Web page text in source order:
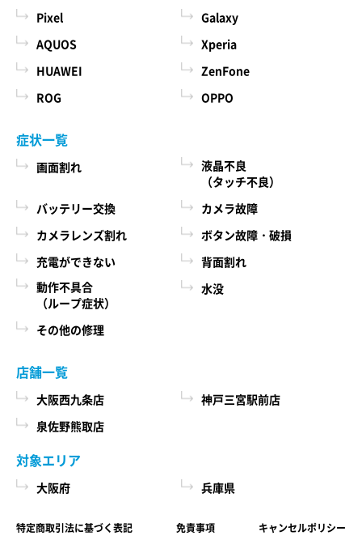
Pixel
Galaxy
AQUOS
Xperia
HUAWEI
ZenFone
ROG
OPPO
症状一覧
画面割れ
液晶不良
（タッチ不良）
バッテリー交換
カメラ故障
カメラレンズ割れ
ボタン故障・破損
充電ができない
背面割れ
動作不具合
（ループ症状）
水没
その他の修理
店舗一覧
大阪西九条店
神戸三宮駅前店
泉佐野熊取店
対象エリア
大阪府 兵庫県
特定商取引法に基づく表記 免責事項 キャンセルポリシー